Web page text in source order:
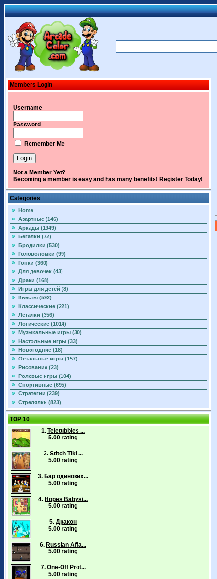
Members Login
Username
Password
Remember Me
Not a Member Yet?
Becoming a member is easy and has many benefits! Register Today!
Categories
Home
Азартные (146)
Аркады (1949)
Бегалки (72)
Бродилки (530)
Головоломки (99)
Гонки (360)
Для девочек (43)
Драки (168)
Игры для детей (8)
Квесты (592)
Классические (221)
Леталки (356)
Логические (1014)
Музыкальные игры (30)
Настольные игры (33)
Новогодние (18)
Остальные игры (157)
Рисование (23)
Ролевые игры (104)
Спортивные (695)
Стратегии (239)
Стрелялки (823)
TOP 10
1. Teletubbies ...
5.00 rating
2. Stitch Tiki ...
5.00 rating
3. Бар одиноких...
5.00 rating
4. Hopes Babysi...
5.00 rating
5. Дракон
5.00 rating
6. Russian Affa...
5.00 rating
7. One-Off Prot...
5.00 rating